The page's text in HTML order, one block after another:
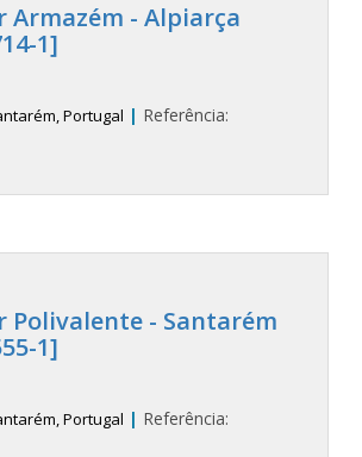
Armazém - Alpiarça
1]
Portugal | Referência:
Polivalente - Santarém
1]
Portugal | Referência: